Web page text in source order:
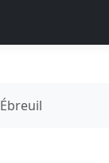
Ébreuil